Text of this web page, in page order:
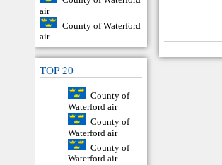
air
County of Waterford
air
TOP 20
County of
Waterford air
County of
Waterford air
County of
Waterford air